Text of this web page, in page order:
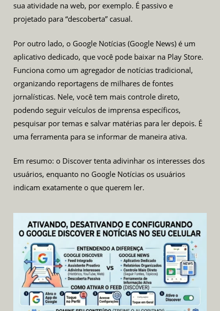
sua atividade na web, por exemplo. É passivo e
projetado para “descoberta” casual.
Por outro lado, o Google Notícias (Google News) é um
aplicativo dedicado, que você pode baixar na Play Store.
Funciona como um agregador de notícias tradicional,
organizando reportagens de milhares de fontes
jornalísticas. Nele, você tem mais controle direto,
podendo seguir veículos de imprensa específicos,
pesquisar por temas e salvar matérias para ler depois. É
uma ferramenta para se informar de maneira ativa.
Em resumo: o Discover tenta adivinhar os interesses dos
usuários, enquanto no Google Notícias os usuários
indicam exatamente o que querem ler.